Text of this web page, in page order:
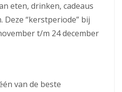
eten, drinken, cadeaus
“kerstperiode” bij
t/m 24 december
van de beste